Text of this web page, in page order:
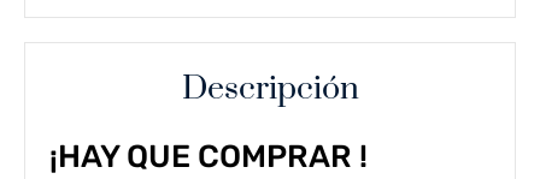
Descripción
¡HAY QUE COMPRAR !